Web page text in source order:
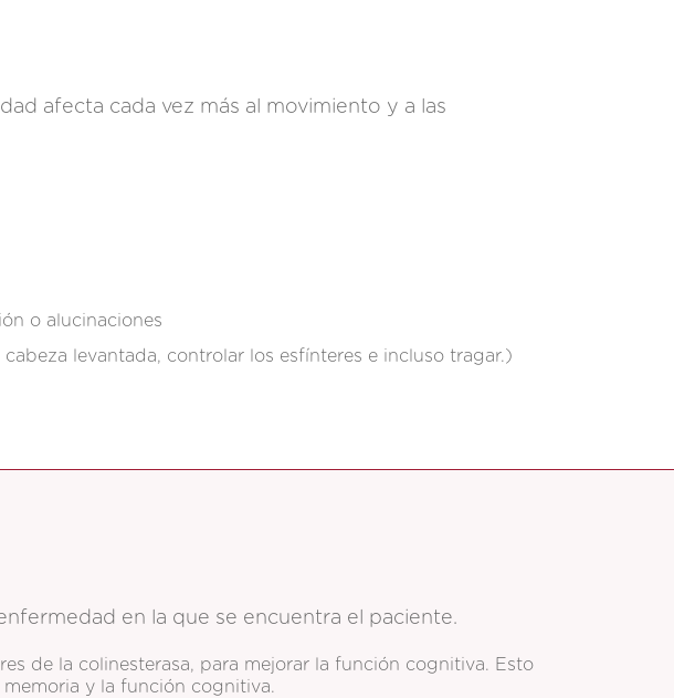
afecta cada vez más al movimiento y a las
o alucinaciones
levantada, controlar los esfínteres e incluso tragar.)
en la que se encuentra el paciente.
de la colinesterasa, para mejorar la función cognitiva. Esto
y la función cognitiva.